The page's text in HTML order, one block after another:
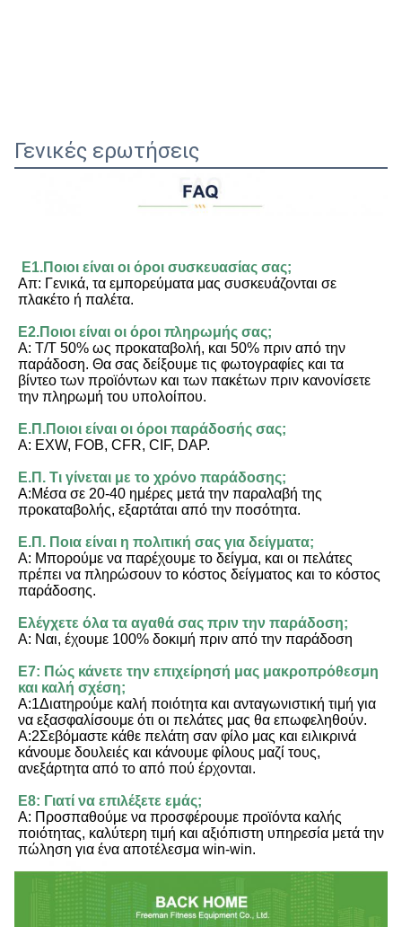
Γενικές ερωτήσεις
Ε1.Ποιοι είναι οι όροι συσκευασίας σας;
Απ: Γενικά, τα εμπορεύματα μας συσκευάζονται σε
πλακέτο ή παλέτα.
Ε2.Ποιοι είναι οι όροι πληρωμής σας;
Α: T/T 50% ως προκαταβολή, και 50% πριν από την
παράδοση. Θα σας δείξουμε τις φωτογραφίες και τα
βίντεο των προϊόντων και των πακέτων πριν κανονίσετε
την πληρωμή του υπολοίπου.
Ε.Π.Ποιοι είναι οι όροι παράδοσής σας;
Α: EXW, FOB, CFR, CIF, DAP.
Ε.Π. Τι γίνεται με το χρόνο παράδοσης;
Α:Μέσα σε 20-40 ημέρες μετά την παραλαβή της
προκαταβολής, εξαρτάται από την ποσότητα.
Ε.Π. Ποια είναι η πολιτική σας για δείγματα;
Α: Μπορούμε να παρέχουμε το δείγμα, και οι πελάτες
πρέπει να πληρώσουν το κόστος δείγματος και το κόστος
παράδοσης.
Ελέγχετε όλα τα αγαθά σας πριν την παράδοση;
Α: Ναι, έχουμε 100% δοκιμή πριν από την παράδοση
Ε7: Πώς κάνετε την επιχείρησή μας μακροπρόθεσμη
και καλή σχέση;
Α:1Διατηρούμε καλή ποιότητα και ανταγωνιστική τιμή για
να εξασφαλίσουμε ότι οι πελάτες μας θα επωφεληθούν.
Α:2Σεβόμαστε κάθε πελάτη σαν φίλο μας και ειλικρινά
κάνουμε δουλειές και κάνουμε φίλους μαζί τους,
ανεξάρτητα από το από πού έρχονται.
Ε8: Γιατί να επιλέξετε εμάς;
Α: Προσπαθούμε να προσφέρουμε προϊόντα καλής
ποιότητας, καλύτερη τιμή και αξιόπιστη υπηρεσία μετά την
πώληση για ένα αποτέλεσμα win-win.